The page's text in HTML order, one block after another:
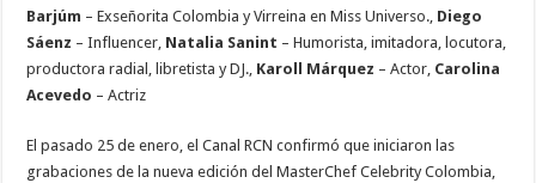
Barjúm – Exseñorita Colombia y Virreina en Miss Universo., Diego
Sáenz – Influencer, Natalia Sanint – Humorista, imitadora, locutora,
productora radial, libretista y DJ., Karoll Márquez – Actor, Carolina
Acevedo – Actriz
El pasado 25 de enero, el Canal RCN confirmó que iniciaron las
grabaciones de la nueva edición del MasterChef Celebrity Colombia,